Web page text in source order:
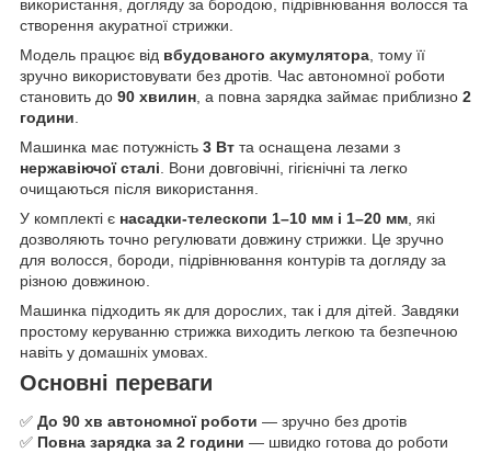
використання, догляду за бородою, підрівнювання волосся та
створення акуратної стрижки.
Модель працює від вбудованого акумулятора , тому її
зручно використовувати без дротів. Час автономної роботи
становить до 90 хвилин , а повна зарядка займає приблизно 2
години
Машинка має потужність 3 Вт та оснащена лезами з
нержавіючої сталі . Вони довговічні, гігієнічні та легко
очищаються після використання.
У комплекті є насадки-телескопи 1–10 мм і 1–20 мм , які
дозволяють точно регулювати довжину стрижки. Це зручно
для волосся, бороди, підрівнювання контурів та догляду за
різною довжиною.
Машинка підходить як для дорослих, так і для дітей. Завдяки
простому керуванню стрижка виходить легкою та безпечною
навіть у домашніх умовах.
Основні переваги
✅ До 90 хв автономної роботи — зручно без дротів
✅ Повна зарядка за 2 години — швидко готова до роботи